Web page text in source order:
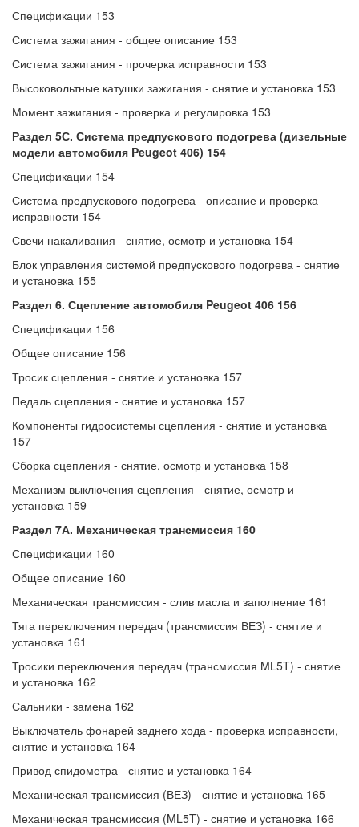
Спецификации 153
Система зажигания - общее описание 153
Система зажигания - прочерка исправности 153
Высоковольтные катушки зажигания - снятие и установка 153
Момент зажигания - проверка и регулировка 153
Раздел 5С. Система предпускового подогрева (дизельные
модели автомобиля Peugeot 406) 154
Спецификации 154
Система предпускового подогрева - описание и проверка
исправности 154
Свечи накаливания - снятие, осмотр и установка 154
Блок управления системой предпускового подогрева - снятие
и установка 155
Раздел 6. Сцепление автомобиля Peugeot 406 156
Спецификации 156
Общее описание 156
Тросик сцепления - снятие и установка 157
Педаль сцепления - снятие и установка 157
Компоненты гидросистемы сцепления - снятие и установка
157
Сборка сцепления - снятие, осмотр и установка 158
Механизм выключения сцепления - снятие, осмотр и
установка 159
Раздел 7А. Механическая трансмиссия 160
Спецификации 160
Общее описание 160
Механическая трансмиссия - слив масла и заполнение 161
Тяга переключения передач (трансмиссия ВЕЗ) - снятие и
установка 161
Тросики переключения передач (трансмиссия ML5T) - снятие
и установка 162
Сальники - замена 162
Выключатель фонарей заднего хода - проверка исправности,
снятие и установка 164
Привод спидометра - снятие и установка 164
Механическая трансмиссия (ВЕЗ) - снятие и установка 165
Механическая трансмиссия (ML5T) - снятие и установка 166